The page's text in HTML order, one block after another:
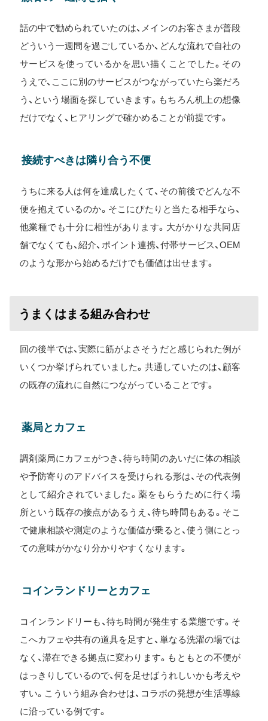
話の中で勧められていたのは、メインのお客さまが普段
どういう一週間を過ごしているか、どんな流れで自社の
サービスを使っているかを思い描くことでした。その
うえで、ここに別のサービスがつながっていたら楽だろ
う、という場面を探していきます。もちろん机上の想像
だけでなく、ヒアリングで確かめることが前提です。
接続すべきは隣り合う不便
うちに来る人は何を達成したくて、その前後でどんな不
便を抱えているのか。そこにぴたりと当たる相手なら、
他業種でも十分に相性があります。大がかりな共同店
舗でなくても、紹介、ポイント連携、付帯サービス、OEM
のような形から始めるだけでも価値は出せます。
うまくはまる組み合わせ
回の後半では、実際に筋がよさそうだと感じられた例が
いくつか挙げられていました。共通していたのは、顧客
の既存の流れに自然につながっていることです。
薬局とカフェ
調剤薬局にカフェがつき、待ち時間のあいだに体の相談
や予防寄りのアドバイスを受けられる形は、その代表例
として紹介されていました。薬をもらうために行く場
所という既存の接点があるうえ、待ち時間もある。そこ
で健康相談や測定のような価値が乗ると、使う側にとっ
ての意味がかなり分かりやすくなります。
コインランドリーとカフェ
コインランドリーも、待ち時間が発生する業態です。そ
こへカフェや共有の道具を足すと、単なる洗濯の場では
なく、滞在できる拠点に変わります。もともとの不便が
はっきりしているので、何を足せばうれしいかも考えや
すい。こういう組み合わせは、コラボの発想が生活導線
に沿っている例です。